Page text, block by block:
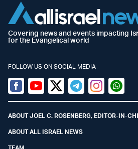
Covering news and events impacting
for the Evangelical world
FOLLOW US ON SOCIAL MEDIA
Facebook
YoutubeTwitter (X)
TelegramInstagram
ABOUT JOEL C. ROSENBERG, EDITOR-IN-
ABOUT ALL ISRAEL NEWS